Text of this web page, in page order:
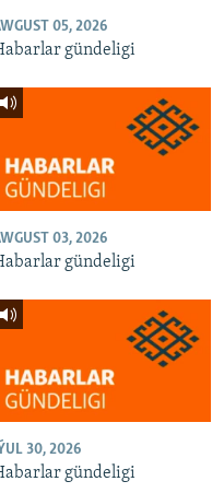
05, 2026
gündeligi
03, 2026
gündeligi
30, 2026
gündeligi